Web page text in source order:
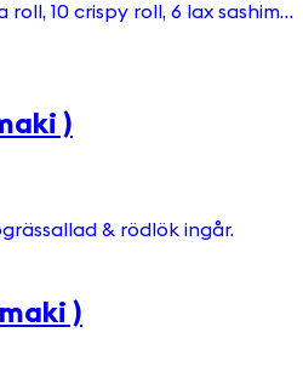
roll, 10 crispy roll, 6 lax sashimi
)
& rödlök ingår.
)